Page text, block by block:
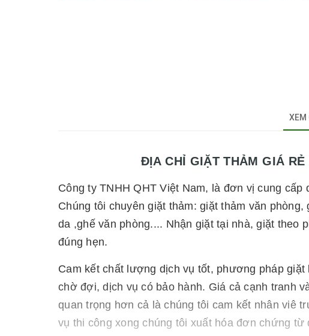
XEM
ĐỊA CHỈ GIẶT THẢM GIÁ RẺ
Công ty TNHH QHT Việt Nam, là đơn vị cung
Chúng tôi chuyên giặt thảm: giặt thảm văn
da ,ghế văn phòng.... Nhận giặt tại nhà, giặt theo
đúng hẹn.
Cam kết chất lượng dịch vụ tốt, phương pháp
chờ đợi, dịch vụ có bảo hành. Giá cả cạnh tranh
quan trọng hơn cả là chúng tôi cam kết nhân viê
vụ thi công xong chúng tôi xuất hóa đơn chứng